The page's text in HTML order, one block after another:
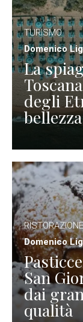
TURISMO
Domenico
La
degli
RISTORAZIONE
Domenico
San
dai
qualità